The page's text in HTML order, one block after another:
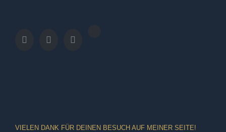
VIELEN DANK FÜR DEINEN BESUCH AUF MEINER SEITE!